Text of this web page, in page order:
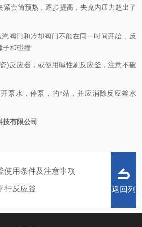
紧套筒预热，逐步提高，夹克内压力超出了
门和冷却阀门不能在同一时间开始，反
子和碰撞
应器，或使用碱性刷反应釜，注意不破
水，停泵，的*站，并应消除反应釜水
有限公司
使用条件及注意事项
行反应釜 返回列